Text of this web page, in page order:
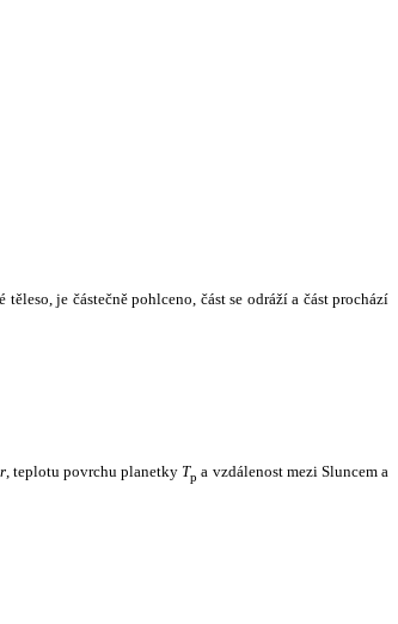
je částečně pohlceno, část se odráží a část prochází
r, teplotu povrchu planetky Tp a vzdálenost mezi Sluncem a